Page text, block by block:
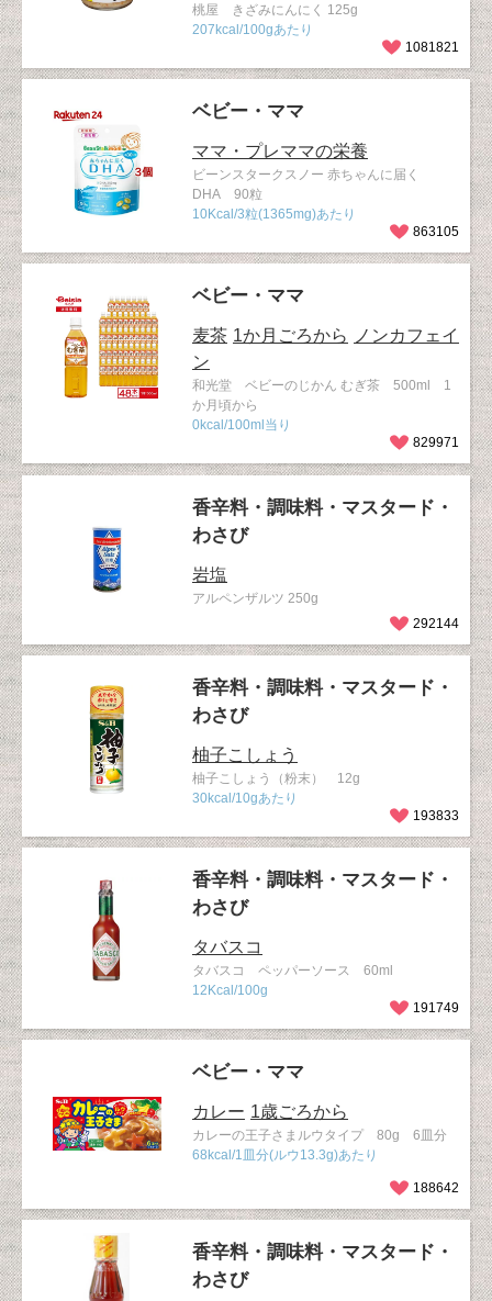
桃屋 きざみにんにく 125g
207kcal/100gあたり
1081821
ベビー・ママ
ママ・プレママの栄養
ビーンスタークスノー 赤ちゃんに届く
DHA 90粒
10Kcal/3粒(1365mg)あたり
863105
ベビー・ママ
麦茶 1か月ごろから
ノンカフェイ
ン
和光堂 ベビーのじかん むぎ茶 500ml 1
か月頃から
0kcal/100ml当り
829971
香辛料・調味料・マスタード・
わさび
岩塩
アルペンザルツ 250g
292144
香辛料・調味料・マスタード・
わさび
柚子こしょう
柚子こしょう（粉末） 12g
30kcal/10gあたり
193833
香辛料・調味料・マスタード・
わさび
タバスコ
タバスコ ペッパーソース 60ml
12Kcal/100g
191749
ベビー・ママ
カレー 1歳ごろから
カレーの王子さまルウタイプ 80g 6皿分
68kcal/1皿分(ルウ13.3g)あたり
188642
香辛料・調味料・マスタード・
わさび